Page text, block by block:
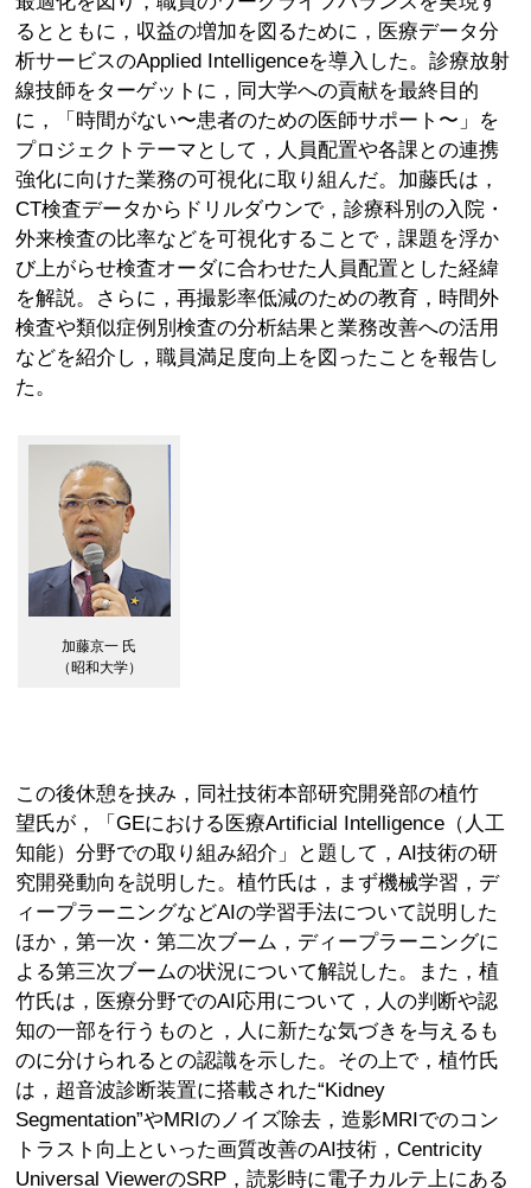
るとともに，収益の増加を図るために，医療データ分
析サービスのApplied Intelligenceを導入した。診療放射
線技師をターゲットに，同大学への貢献を最終目的
に，「時間がない〜患者のための医師サポート〜」を
プロジェクトテーマとして，人員配置や各課との連携
強化に向けた業務の可視化に取り組んだ。加藤氏は，
CT検査データからドリルダウンで，診療科別の入院・
外来検査の比率などを可視化することで，課題を浮か
び上がらせ検査オーダに合わせた人員配置とした経緯
を解説。さらに，再撮影率低減のための教育，時間外
検査や類似症例別検査の分析結果と業務改善への活用
などを紹介し，職員満足度向上を図ったことを報告し
た。
加藤京一 氏
（昭和大学）
この後休憩を挟み，同社技術本部研究開発部の植竹
望氏が，「GEにおける医療Artificial Intelligence（人工
知能）分野での取り組み紹介」と題して，AI技術の研
究開発動向を説明した。植竹氏は，まず機械学習，デ
ィープラーニングなどAIの学習手法について説明した
ほか，第一次・第二次ブーム，ディープラーニングに
よる第三次ブームの状況について解説した。また，植
竹氏は，医療分野でのAI応用について，人の判断や認
知の一部を行うものと，人に新たな気づきを与えるも
のに分けられるとの認識を示した。その上で，植竹氏
は，超音波診断装置に搭載された“Kidney
Segmentation”やMRIのノイズ除去，造影MRIでのコン
トラスト向上といった画質改善のAI技術，Centricity
Universal ViewerのSRP，読影時に電子カルテ上にある